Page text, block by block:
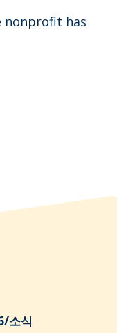
nonprofit has
/소식